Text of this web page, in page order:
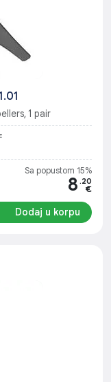
1 pair
Sa popustom 15%
8 .20
€
Dodaj u korpu